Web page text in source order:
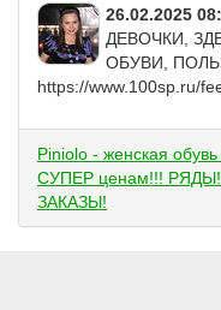
26.02.2025
ДЕВОЧКИ,
ОБУВИ,
https://www.100sp.ru/
Piniolo - женская
СУПЕР ценам!!!
ЗАКАЗЫ!